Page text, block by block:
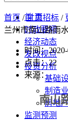
首 页
时政要闻
经济动态
发改视点
投资分析
基础
制造业
房地
监测预测
首页 /甘肃招标 /
兰州市南山路雨
时间：
点击：22
来源：
南山